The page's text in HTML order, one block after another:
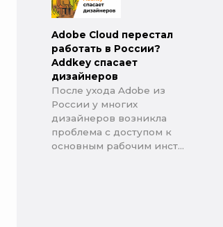
Adobe Cloud перестал
работать в России?
Addkey спасает
дизайнеров
После ухода Adobe из
России у многих
дизайнеров возникла
проблема с доступом к
основным рабочим инст...